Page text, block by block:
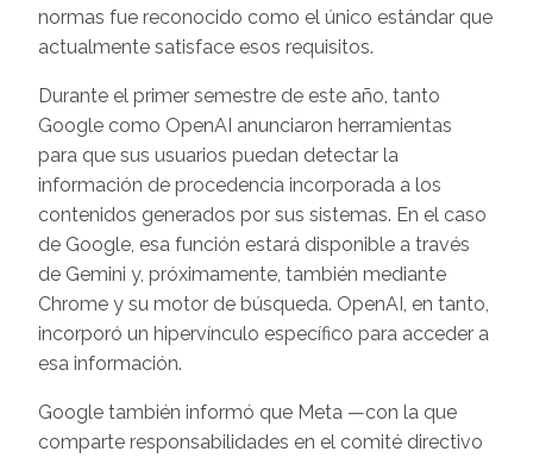
normas fue reconocido como el único estándar que
actualmente satisface esos requisitos.
Durante el primer semestre de este año, tanto
Google como OpenAI anunciaron herramientas
para que sus usuarios puedan detectar la
información de procedencia incorporada a los
contenidos generados por sus sistemas. En el caso
de Google, esa función estará disponible a través
de Gemini y, próximamente, también mediante
Chrome y su motor de búsqueda. OpenAI, en tanto,
incorporó un hipervínculo específico para acceder a
esa información.
Google también informó que Meta —con la que
comparte responsabilidades en el comité directivo